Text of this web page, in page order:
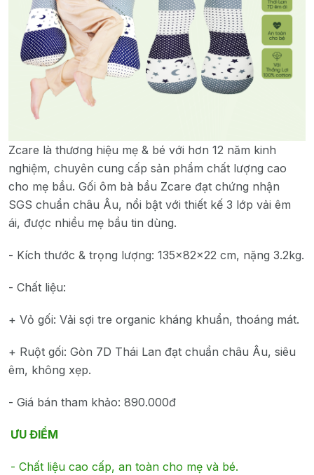
Zcare là thương hiệu mẹ & bé với hơn 12 năm kinh
nghiệm, chuyên cung cấp sản phẩm chất lượng cao
cho mẹ bầu. Gối ôm bà bầu Zcare đạt chứng nhận
SGS chuẩn châu Âu, nổi bật với thiết kế 3 lớp vải êm
ái, được nhiều mẹ bầu tin dùng.
- Kích thước & trọng lượng: 135x82x22 cm, nặng 3.2kg.
- Chất liệu:
+ Vỏ gối: Vải sợi tre organic kháng khuẩn, thoáng mát.
+ Ruột gối: Gòn 7D Thái Lan đạt chuẩn châu Âu, siêu
êm, không xẹp.
- Giá bán tham khảo: 890.000đ
ƯU ĐIỂM
- Chất liệu cao cấp, an toàn cho mẹ và bé.